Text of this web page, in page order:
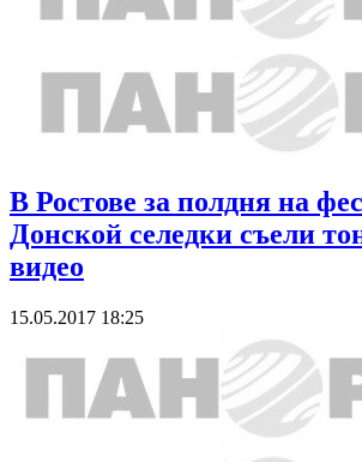
В Ростове за полдня на
Донской селедки съели
видео
15.05.2017 18:25